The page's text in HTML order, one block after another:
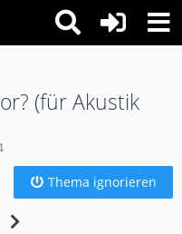
(für Akustik
Thema ignorieren